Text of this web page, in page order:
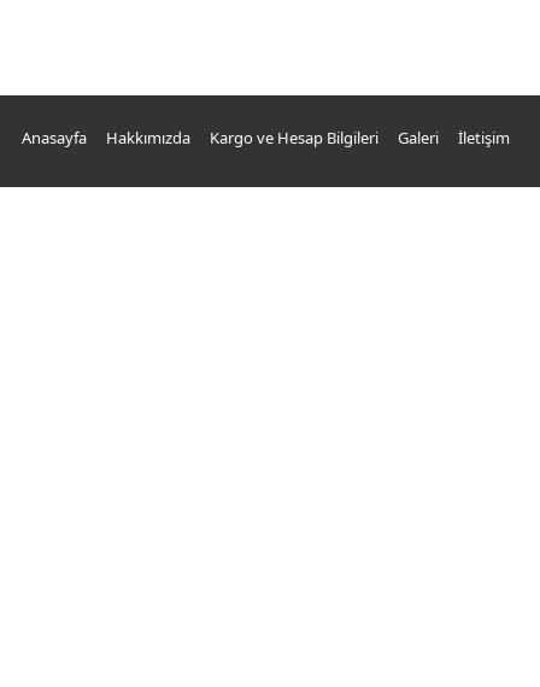
Anasayfa Hakkımızda Kargo ve Hesap Bilgileri Galeri İletişim